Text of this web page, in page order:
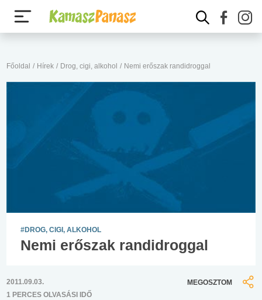
Főoldal / Hírek / Drog, cigi, alkohol / Nemi erőszak randidroggal
#DROG, CIGI, ALKOHOL
Nemi erőszak randidroggal
2011.09.03.
1 PERCES OLVASÁSI IDŐ
MEGOSZTOM